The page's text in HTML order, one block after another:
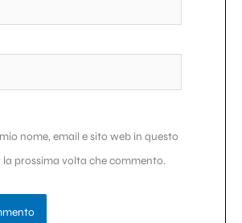
nome, email e sito web in questo
la prossima volta che commento.